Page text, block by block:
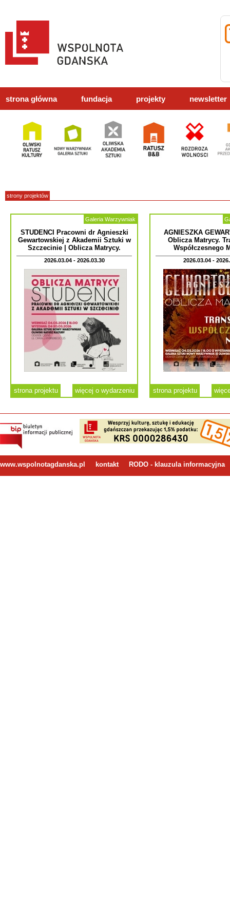
strona główna fundacja projekty newsletter
strony projektów
Galeria Warzywniak
STUDENCI Pracowni dr Agnieszki
Gewartowskiej z Akademii Sztuki w
Szczecinie | Oblicza Matrycy.
2026.03.04 - 2026.03.30
strona projektu więcej o wydarzeniu
AGNIESZKA
Oblicza Matrycy.
Współczesnego
2026.03.04 -
strona projektu
www.wspolnotagdanska.pl kontakt RODO - klauzula informacyjna